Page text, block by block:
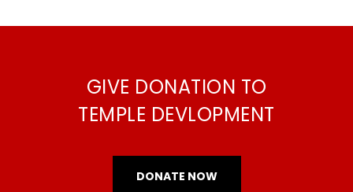
GIVE DONATION TO
TEMPLE DEVLOPMENT
DONATE NOW